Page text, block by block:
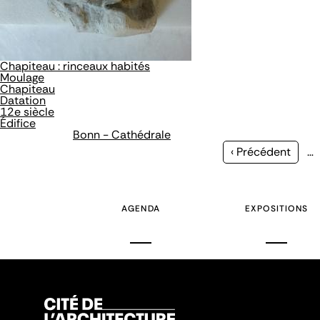
Chapiteau : rinceaux habités
Moulage
Chapiteau
Datation
12e siècle
Édifice
Bonn - Cathédrale
Page
‹ Précédent …
AGENDA EXPOSITIONS